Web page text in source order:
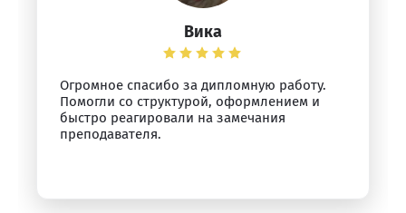
Вика
Огромное спасибо за дипломную работу.
Помогли со структурой, оформлением и
быстро реагировали на замечания
преподавателя.